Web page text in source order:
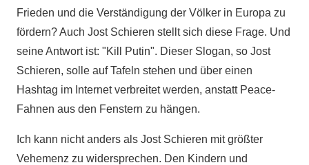
Frieden und die Verständigung der Völker in Europa zu
fördern? Auch Jost Schieren stellt sich diese Frage. Und
seine Antwort ist: "Kill Putin". Dieser Slogan, so Jost
Schieren, solle auf Tafeln stehen und über einen
Hashtag im Internet verbreitet werden, anstatt Peace-
Fahnen aus den Fenstern zu hängen.
Ich kann nicht anders als Jost Schieren mit größter
Vehemenz zu widersprechen. Den Kindern und